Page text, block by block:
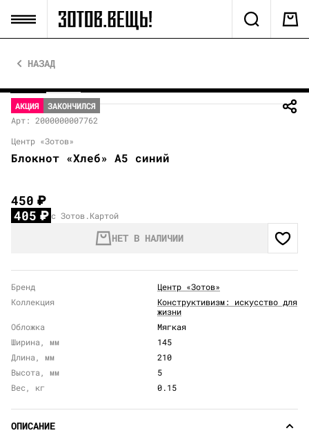
НАЗАД
АКЦИЯ
ЗАКОНЧИЛСЯ
Арт: 2000000007762
Центр «Зотов»
Блокнот «Хлеб» А5 синий
450₽
405₽ с Зотов.Картой
НЕТ В НАЛИЧИИ
Бренд
Центр «Зотов»
Коллекция
Конструктивизм: искусство для
жизни
Обложка
Мягкая
Ширина, мм
145
Длина, мм
210
Высота, мм
5
Вес, кг
0.15
ОПИСАНИЕ